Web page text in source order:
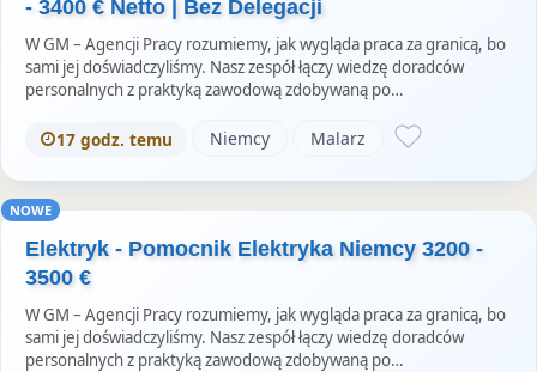
- 3400 € Netto | Bez Delegacji
W GM – Agencji Pracy rozumiemy, jak wygląda praca za granicą, bo
sami jej doświadczyliśmy. Nasz zespół łączy wiedzę doradców
personalnych z praktyką zawodową zdobywaną po…
17 godz. temu Niemcy Malarz
NOWE
Elektryk - Pomocnik Elektryka Niemcy 3200 -
3500 €
W GM – Agencji Pracy rozumiemy, jak wygląda praca za granicą, bo
sami jej doświadczyliśmy. Nasz zespół łączy wiedzę doradców
personalnych z praktyką zawodową zdobywaną po…